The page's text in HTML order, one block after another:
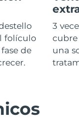
folículo
de
3
cubre
una
8/13/26
prevista 8/9/26
prevista